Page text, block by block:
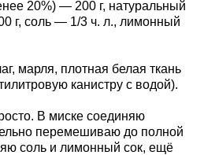
20%) — 200 г, натуральный
г, соль — 1/3 ч. л., лимонный
марля, плотная белая ткань
канистру с водой).
В миске соединяю
перемешиваю до полной
соль и лимонный сок, ещё